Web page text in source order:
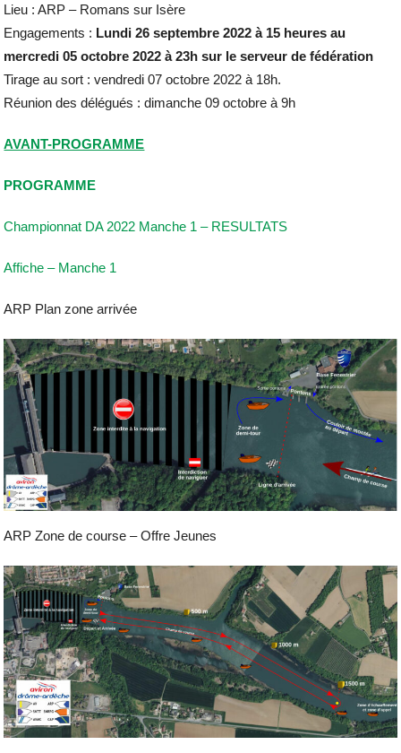
Lieu : ARP – Romans sur Isère
Engagements : Lundi 26 septembre 2022 à 15 heures au
mercredi 05 octobre 2022 à 23h sur le serveur de fédération
Tirage au sort : vendredi 07 octobre 2022 à 18h.
Réunion des délégués : dimanche 09 octobre à 9h
AVANT-PROGRAMME
PROGRAMME
Championnat DA 2022 Manche 1 – RESULTATS
Affiche – Manche 1
ARP Plan zone arrivée
ARP Zone de course – Offre Jeunes